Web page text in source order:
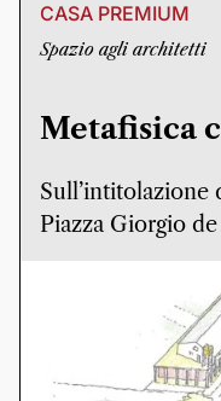
CASA PREMIUM
Spazio agli architetti
Metafisica
Sull’intitolazione
Piazza Giorgio